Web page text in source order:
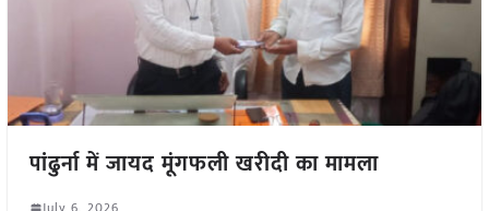
पांढुर्ना में जायद मूंगफली खरीदी का मामला